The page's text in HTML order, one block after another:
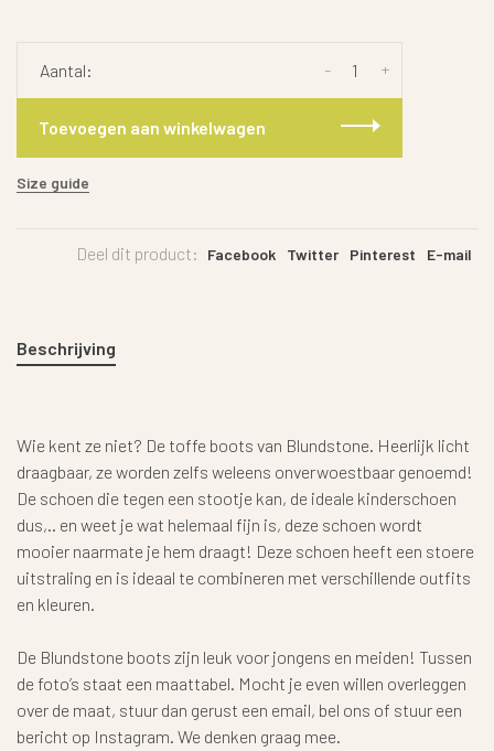
Aantal: +
-
Toevoegen aan winkelwagen
Size guide
Deel dit product: Facebook Twitter Pinterest E-mail
Beschrijving
Wie kent ze niet? De toffe boots van Blundstone. Heerlijk licht
draagbaar, ze worden zelfs weleens onverwoestbaar genoemd!
De schoen die tegen een stootje kan, de ideale kinderschoen
dus,.. en weet je wat helemaal fijn is, deze schoen wordt
mooier naarmate je hem draagt! Deze schoen heeft een stoere
uitstraling en is ideaal te combineren met verschillende outfits
en kleuren.
De Blundstone boots zijn leuk voor jongens en meiden! Tussen
de foto’s staat een maattabel. Mocht je even willen overleggen
over de maat, stuur dan gerust een email, bel ons of stuur een
bericht op Instagram. We denken graag mee.